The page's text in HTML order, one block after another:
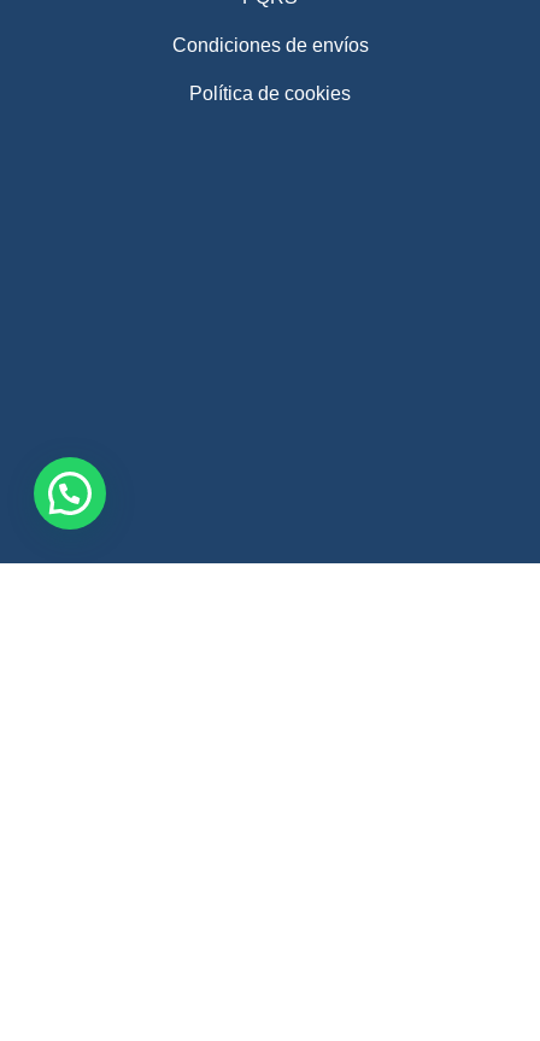
Condiciones de envíos
Política de cookies